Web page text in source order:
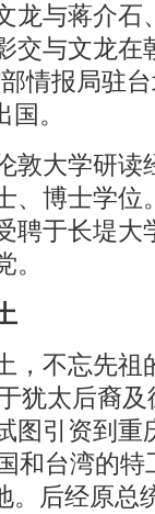
龙与蒋介石
交与文龙在
情报局驻
。
大学研读
、博士学位
聘于长堤大
不忘先祖
犹太后裔
图引资到重
和台湾的特
。后经原总